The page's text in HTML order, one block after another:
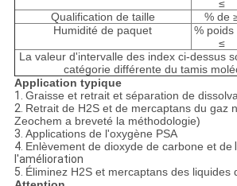
≤
Qualification de taille % de
Humidité de paquet
% poids
≤
La valeur d'intervalle des index ci-dessus
catégorie différente du tamis
Application typique
1. Graisse et retrait et séparation de
2. Retrait de H2S et de mercaptans du gaz
Zeochem a breveté la méthodologie)
3. Applications de l'oxygène PSA
4. Enlèvement de dioxyde de carbone et de
l'amélioration
5. Éliminez H2S et mercaptans des liquides